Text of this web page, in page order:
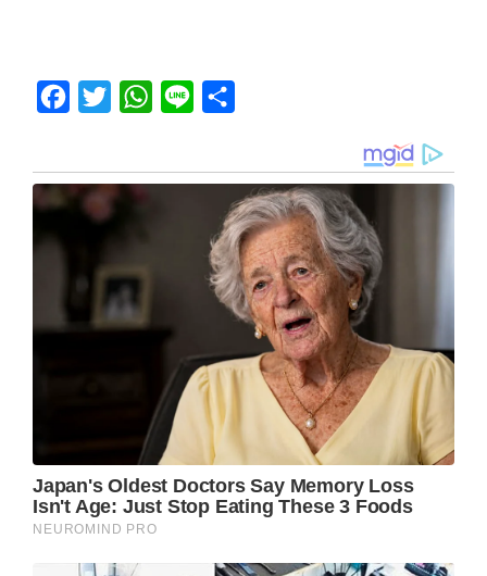
Facebook
Twitter WhatsApp
Line